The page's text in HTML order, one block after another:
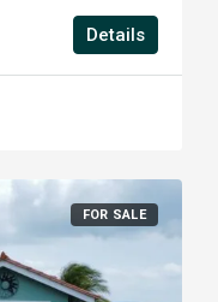
Details
FOR SALE